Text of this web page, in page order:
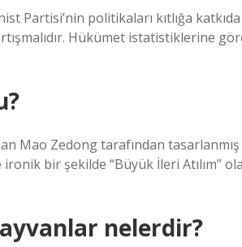
Partisi’nin politikaları kıtlığa
Hükümet istatistiklerine
Mao Zedong tarafından
bir şekilde “Büyük İleri Atılım”
nelerdir?